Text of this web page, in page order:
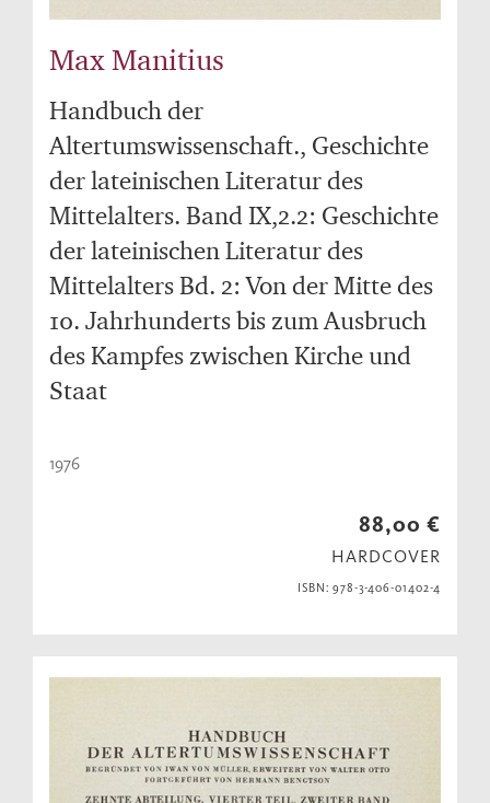
Max Manitius
Handbuch der
Altertumswissenschaft., Geschichte
der lateinischen Literatur des
Mittelalters. Band IX,2.2: Geschichte
der lateinischen Literatur des
Mittelalters Bd. 2: Von der Mitte des
10. Jahrhunderts bis zum Ausbruch
des Kampfes zwischen Kirche und
Staat
1976
88,00 €
HARDCOVER
ISBN: 978-3-406-01402-4